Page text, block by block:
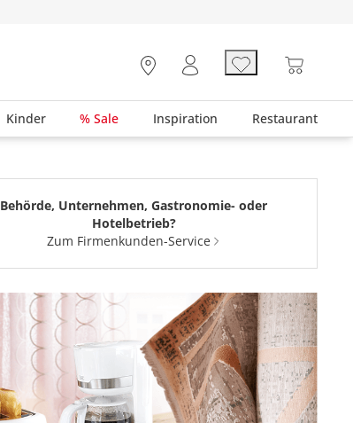
Kinder % Sale Inspiration Restaurant
Behörde, Unternehmen, Gastronomie- oder
Hotelbetrieb?
Zum Firmenkunden-Service